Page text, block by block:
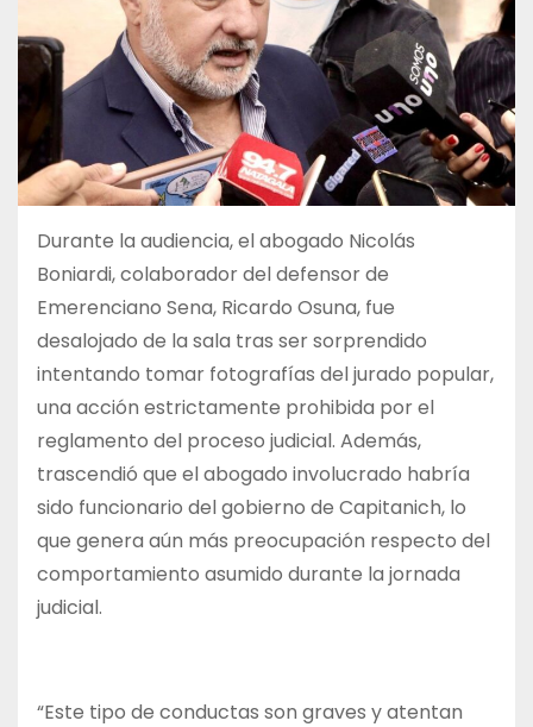
Durante la audiencia, el abogado Nicolás
Boniardi, colaborador del defensor de
Emerenciano Sena, Ricardo Osuna, fue
desalojado de la sala tras ser sorprendido
intentando tomar fotografías del jurado popular,
una acción estrictamente prohibida por el
reglamento del proceso judicial. Además,
trascendió que el abogado involucrado habría
sido funcionario del gobierno de Capitanich, lo
que genera aún más preocupación respecto del
comportamiento asumido durante la jornada
judicial.
“Este tipo de conductas son graves y atentan